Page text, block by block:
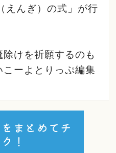
えんぎ）の式」が行
けを祈願するのも
ーよとりっぷ編集
まとめてチ
！